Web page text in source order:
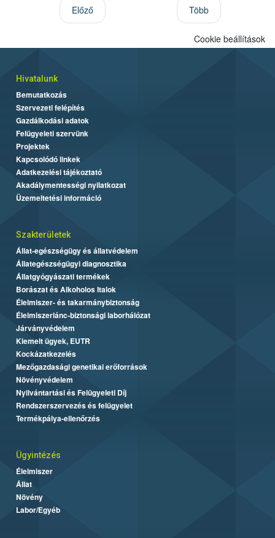
Előző Több
Cookie beállítások
Hivatalunk
Bemutatkozás
Szervezeti felépítés
Gazdálkodási adatok
Felügyeleti szervünk
Projektek
Kapcsolódó linkek
Adatkezelési tájékoztató
Akadálymentességi nyilatkozat
Üzemeltetési információ
Szakterületek
Állat-egészségügy és állatvédelem
Állategészségügyi diagnosztika
Állatgyógyászati termékek
Borászat és Alkoholos Italok
Élelmiszer- és takarmánybiztonság
Élelmiszerlánc-biztonsági laborhálózat
Járványvédelem
Kiemelt ügyek, EUTR
Kockázatkezelés
Mezőgazdasági genetikai erőforrások
Növényvédelem
Nyilvántartási és Felügyeleti Díj
Rendszerszervezés és felügyelet
Termékpálya-ellenőrzés
Ügyintézés
Élelmiszer
Állat
Növény
Labor/Egyéb